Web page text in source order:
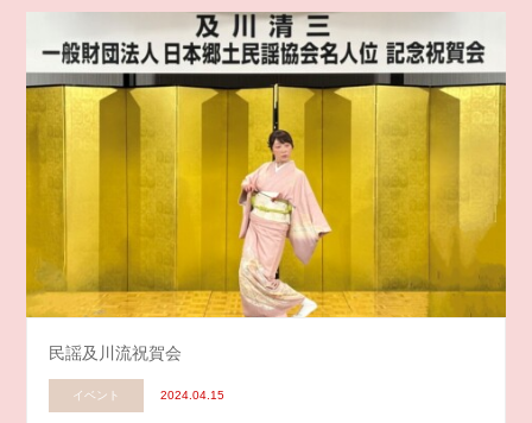
民謡及川流祝賀会
イベント 2024.04.15